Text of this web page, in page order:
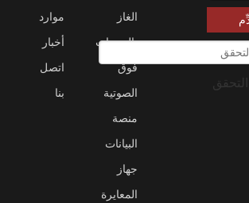
موارد
أخبار
اتصل
بنا
الغاز
بالموجات
فوق
الصوتية
منصة
البيانات
جهاز
المعايرة